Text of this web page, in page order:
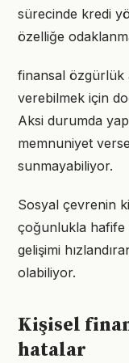
sürecinde kredi
özelliğe
finansal özgürlük
verebilmek için
Aksi durumda
memnuniyet
sunmayabiliyor.
Sosyal çevrenin
çoğunlukla hafife
gelişimi
olabiliyor.
Kişisel
hatalar